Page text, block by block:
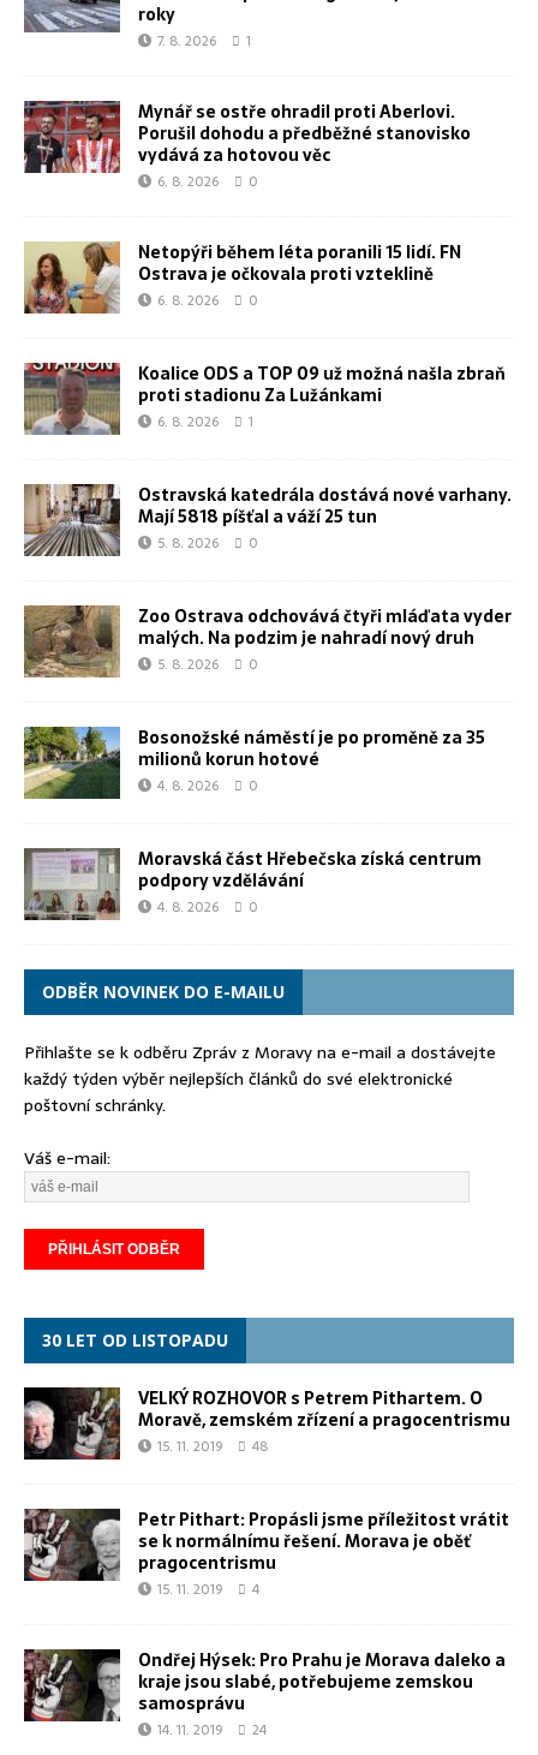
roky
7. 8. 2026 1
Mynář se ostře ohradil proti Aberlovi.
Porušil dohodu a předběžné stanovisko
vydává za hotovou věc
6. 8. 2026 0
Netopýři během léta poranili 15 lidí. FN
Ostrava je očkovala proti vzteklině
6. 8. 2026 0
Koalice ODS a TOP 09 už možná našla zbraň
proti stadionu Za Lužánkami
6. 8. 2026 1
Ostravská katedrála dostává nové varhany.
Mají 5818 píšťal a váží 25 tun
5. 8. 2026 0
Zoo Ostrava odchovává čtyři mláďata vyder
malých. Na podzim je nahradí nový druh
5. 8. 2026 0
Bosonožské náměstí je po proměně za 35
milionů korun hotové
4. 8. 2026 0
Moravská část Hřebečska získá centrum
podpory vzdělávání
4. 8. 2026 0
ODBĚR NOVINEK DO E-MAILU
Přihlašte se k odběru Zpráv z Moravy na e-mail a dostávejte
každý týden výběr nejlepších článků do své elektronické
poštovní schránky.
Váš e-mail:
30 LET OD LISTOPADU
VELKÝ ROZHOVOR s Petrem Pithartem. O
Moravě, zemském zřízení a pragocentrismu
15. 11. 2019 48
Petr Pithart: Propásli jsme příležitost vrátit
se k normálnímu řešení. Morava je oběť
pragocentrismu
15. 11. 2019 4
Ondřej Hýsek: Pro Prahu je Morava daleko a
kraje jsou slabé, potřebujeme zemskou
samosprávu
14. 11. 2019 24